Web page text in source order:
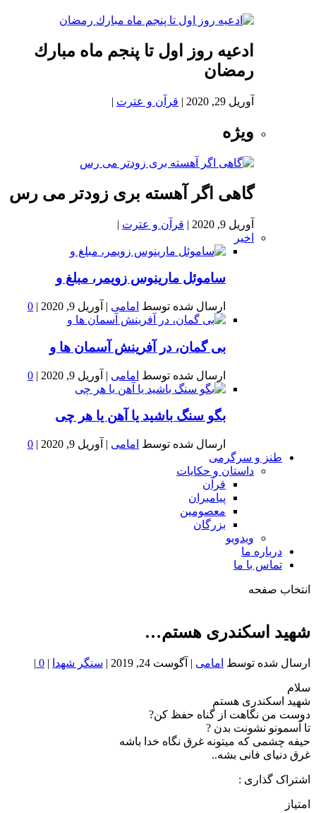
ادعيه روز اول تا پنجم ماه مبارك
رمضان
آوریل 29, 2020 | قرآن و عترت |
ویژه
گاهی اگر آهسته بری زودتر می رس
آوریل 9, 2020 | قرآن و عترت |
اخیر
ساموئل مارینوس زویمر، مبلغ و
ارسال شده توسط امامی | آوریل 9, 2020 |
0
بى گمان، در آفرينش آسمان ها و
ارسال شده توسط امامی | آوریل 9, 2020 |
0
بگو سنگ باشید یا آهن یا هر چی
ارسال شده توسط امامی | آوریل 9, 2020 |
0
طنز و سرگرمی
داستان و حکایات
قرآن
پیامبران
معصومین
بزرگان
ویدویو
درباره ما
تماس با ما
انتخاب صفحه
خون
شمال
شهید اسکندری هستم…
ارسال شده توسط امامی | آگوست 24, 2019 | سنگر شهدا |
0
|
سلام
شهید اسکندری هستم
دوست من نگاهت از گناه حفظ کن?
تا آسمونو نشونت بدن ?
حیفه چشمی که میتونه غرق نگاه خدا باشه
غرق دنیای فانی بشه..
اشتراک گذاری :
امتیاز